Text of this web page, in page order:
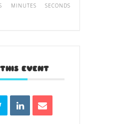
MINUTES SECONDS
EVENT